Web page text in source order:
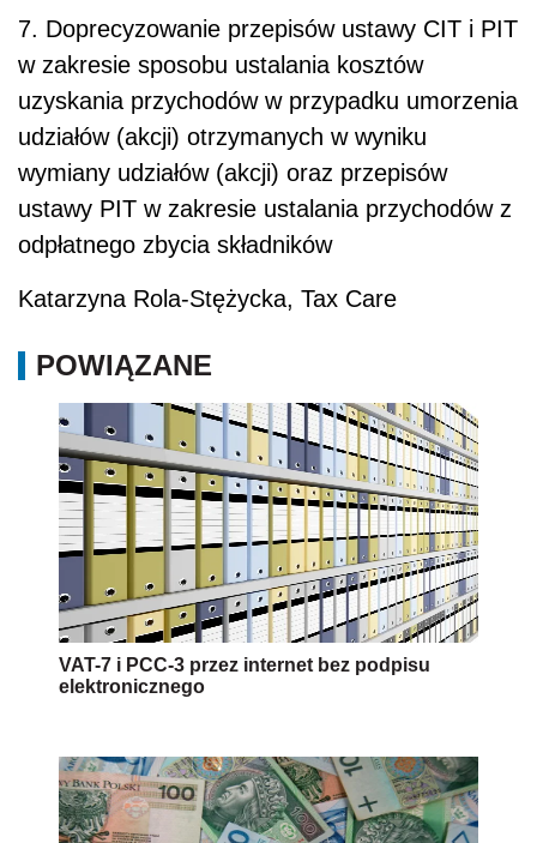
7. Doprecyzowanie przepisów ustawy CIT i PIT
w zakresie sposobu ustalania kosztów
uzyskania przychodów w przypadku umorzenia
udziałów (akcji) otrzymanych w wyniku
wymiany udziałów (akcji) oraz przepisów
ustawy PIT w zakresie ustalania przychodów z
odpłatnego zbycia składników
Katarzyna Rola-Stężycka, Tax Care
POWIĄZANE
VAT-7 i PCC-3 przez internet bez podpisu
elektronicznego